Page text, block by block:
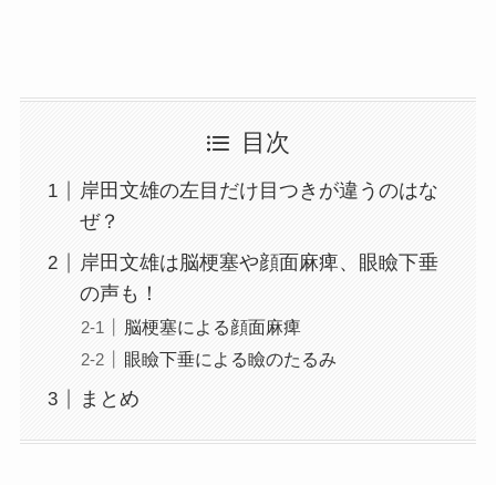
目次
岸田文雄の左目だけ目つきが違うのはな
ぜ？
岸田文雄は脳梗塞や顔面麻痺、眼瞼下垂
の声も！
脳梗塞による顔面麻痺
眼瞼下垂による瞼のたるみ
まとめ